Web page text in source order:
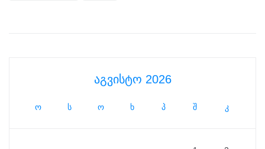
აგვისტო 2026
ო ს ო ხ პ შ კ